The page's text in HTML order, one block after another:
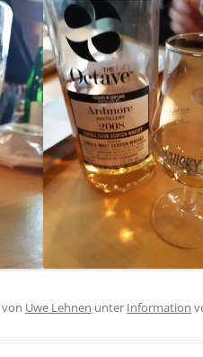
von Uwe Lehnen unter Information